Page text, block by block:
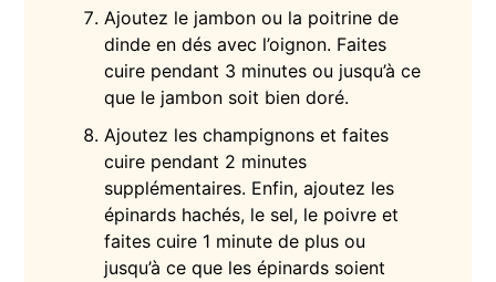
Ajoutez le jambon ou la poitrine de
dinde en dés avec l’oignon. Faites
cuire pendant 3 minutes ou jusqu’à ce
que le jambon soit bien doré.
Ajoutez les champignons et faites
cuire pendant 2 minutes
supplémentaires. Enfin, ajoutez les
épinards hachés, le sel, le poivre et
faites cuire 1 minute de plus ou
jusqu’à ce que les épinards soient